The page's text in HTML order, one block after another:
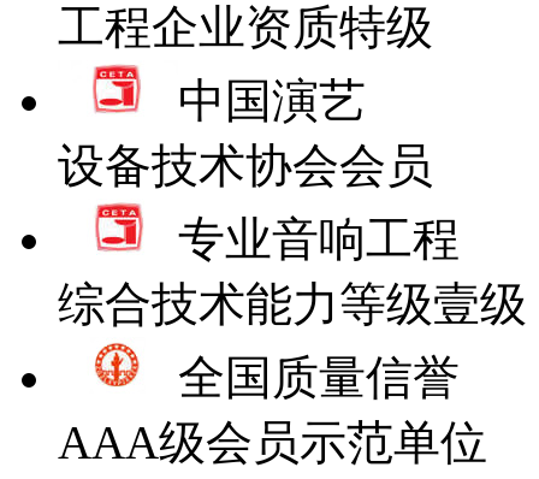
工程企业资质特级
中国演艺
设备技术协会会员
专业音响工程
综合技术能力等级壹级
全国质量信誉
AAA级会员示范单位